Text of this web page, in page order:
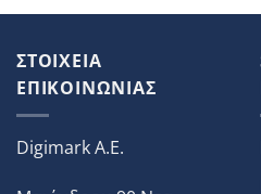
ΣΤΟΙΧΕΙΑ
ΕΠΙΚΟΙΝΩΝΙΑΣ
Digimark A.E.